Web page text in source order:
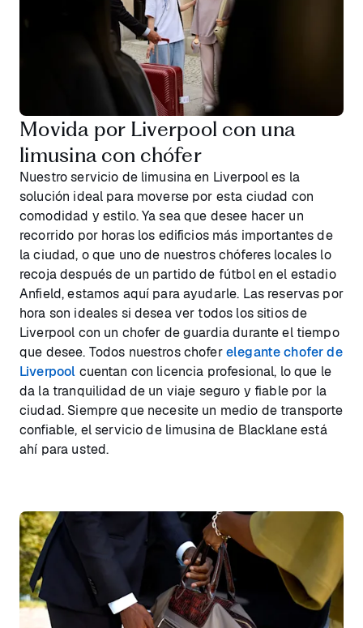
Movida por Liverpool con una
limusina con chófer
Nuestro servicio de limusina en Liverpool es la
solución ideal para moverse por esta ciudad con
comodidad y estilo. Ya sea que desee hacer un
recorrido por horas los edificios más importantes de
la ciudad, o que uno de nuestros chóferes locales lo
recoja después de un partido de fútbol en el estadio
Anfield, estamos aquí para ayudarle. Las reservas por
hora son ideales si desea ver todos los sitios de
Liverpool con un chofer de guardia durante el tiempo
que desee. Todos nuestros choferelegante chofer de
Liverpool cuentan con licencia profesional, lo que le
da la tranquilidad de un viaje seguro y fiable por la
ciudad. Siempre que necesite un medio de transporte
confiable, el servicio de limusina de Blacklane está
ahí para usted.